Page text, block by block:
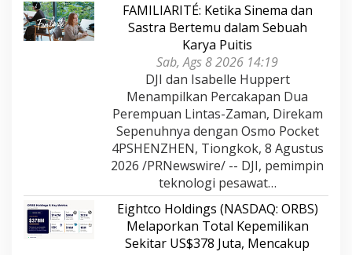
FAMILIARITÉ: Ketika Sinema dan
Sastra Bertemu dalam Sebuah
Karya Puitis
Sab, Ags 8 2026 14:19
DJI dan Isabelle Huppert
Menampilkan Percakapan Dua
Perempuan Lintas-Zaman, Direkam
Sepenuhnya dengan Osmo Pocket
4PSHENZHEN, Tiongkok, 8 Agustus
2026 /PRNewswire/ -- DJI, pemimpin
teknologi pesawat…
Eightco Holdings (NASDAQ: ORBS)
Melaporkan Total Kepemilikan
Sekitar US$378 Juta, Mencakup